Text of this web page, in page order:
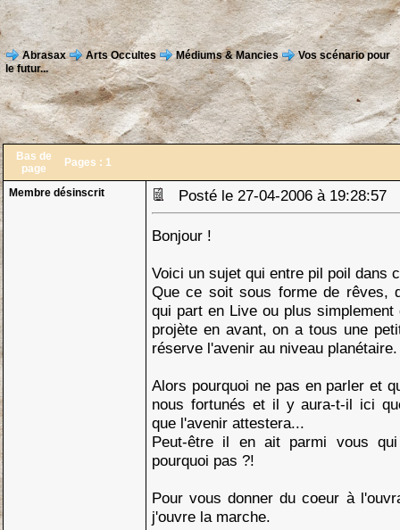
Abrasax Arts Occultes Médiums & Mancies
Vos scénario pour
le futur...
Bas de
page
Pages : 1
Membre désinscrit Posté le 27-04-2006 à 19:28:57
Bonjour !
Voici un sujet qui entre pil poil dans
Que ce soit sous forme de rêves,
qui part en Live ou plus
projète en avant, on a tous une
réserve l'avenir au niveau planétaire.
Alors pourquoi ne pas en parler et
nous fortunés et il y aura-t-il ici
que l'avenir attestera...
Peut-être il en ait parmi vous
pourquoi pas ?!
Pour vous donner du coeur à
j'ouvre la marche.